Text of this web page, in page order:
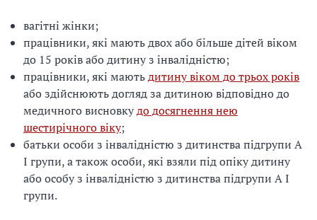
вагітні жінки;
працівники, які мають двох або більше дітей віком
до 15 років або дитину з інвалідністю;
працівники, які маютьдитину віком до трьох років
або здійснюють догляд за дитиною відповідно до
медичного висновкудо досягнення нею
шестирічного віку;
батьки особи з інвалідністю з дитинства підгрупи А
I групи, а також особи, які взяли під опіку дитину
або особу з інвалідністю з дитинства підгрупи А I
групи.